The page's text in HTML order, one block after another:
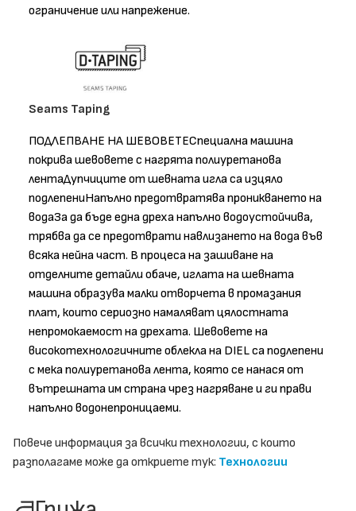
ограничение или напрежение.
Seams Taping
ПОДЛЕПВАНЕ НА ШЕВОВЕТЕСпециална машина
покрива шевовете с нагрята полиуретанова
лентаДупчиците от шевната игла са изцяло
подлепениНапълно предотвратява проникването на
водаЗа да бъде една дреха напълно водоустойчива,
трябва да се предотврати навлизането на вода във
всяка нейна част. В процеса на зашиване на
отделните детайли обаче, иглата на шевната
машина образува малки отворчета в промазания
плат, които сериозно намаляват цялостната
непромокаемост на дрехата. Шевовете на
високотехнологичните облекла на DIEL са подлепени
с мека полиуретанова лента, която се нанася от
вътрешната им страна чрез нагряване и ги прави
напълно водонепроницаеми.
Повече информация за всички технологии, с които
разполагаме може да откриете тук: Технологии